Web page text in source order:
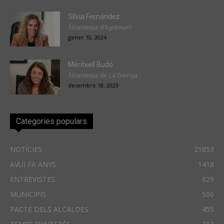
Sílvia Fernández
Alcaldessa d'Agramunt
gener 10, 2024
Meritxell Budó
Alcaldessa de La Garriga
desembre 18, 2023
Categories populars
NOTÍCIES
21853
AVUI FA ANYS
1418
ENTREVISTES
629
MUNICIPIS
506
PACTE DELS ALCALDES
455